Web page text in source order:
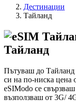
Дестинации
Тайланд
Тайланд
Пътуваш до Тайланд
си на по-ниска цена
eSIModo се
възползваш от 3G/